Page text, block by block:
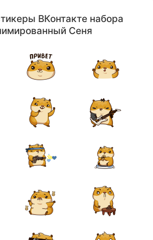
ВКонтакте набора
Сеня